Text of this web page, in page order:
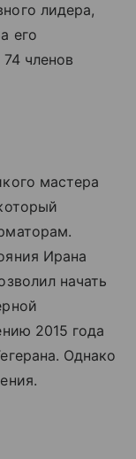
лидера,
его
членов
мастера
Ирана
начать
2015 года
Однако